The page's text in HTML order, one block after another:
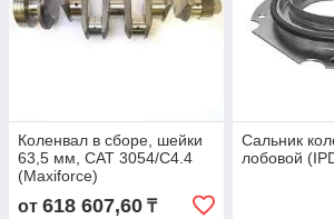
Коленвал в сборе, шейки
63,5 мм, CAT 3054/C4.4
(Maxiforce)
от 618 607,60 ₸
Сальник
лобовой